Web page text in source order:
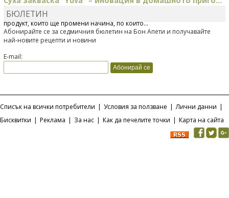
Отскоро Лесафр България стартира предлагането на изцяло нов
продукт, който ще промени начина, по който...
БЮЛЕТИН
Абонирайте се за седмичния бюлетин на Бон Апети и получавайте
най-новите рецепти и новини
E-mail:
Списък на всички потребители | Условия за ползване | Лични данни |
Бисквитки | Реклама | За нас | Как да печелите точки | Карта на сайта